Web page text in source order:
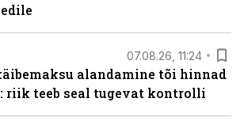
07.08.26, 11:24
alandamine tõi hinnad
riik teeb seal tugevat kontrolli